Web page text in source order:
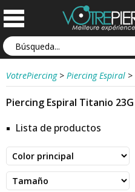
VotrePiercing > Piercing Espiral >
Piercing Espiral Titanio 23G
Lista de productos